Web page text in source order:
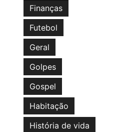
Finanças
Futebol
Geral
Golpes
Gospel
Habitação
História de vida